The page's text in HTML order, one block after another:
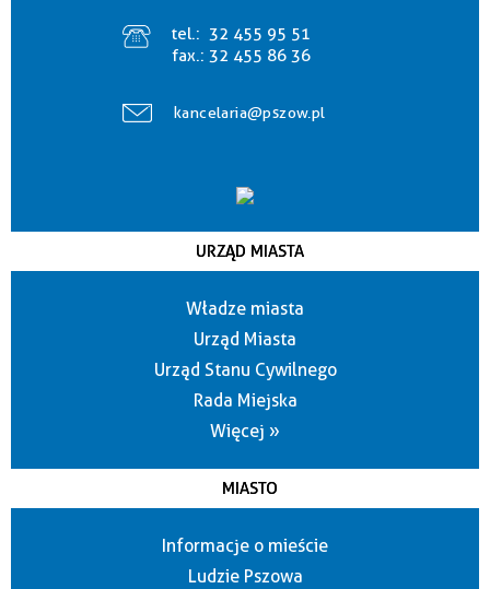
tel.: 32 455 95 51
fax.: 32 455 86 36
kancelaria@pszow.pl
URZĄD MIASTA
Władze miasta
Urząd Miasta
Urząd Stanu Cywilnego
Rada Miejska
Więcej »
MIASTO
Informacje o mieście
Ludzie Pszowa